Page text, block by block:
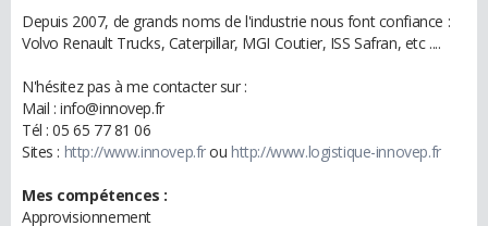
Depuis 2007, de grands noms de l'industrie nous font confiance :
Volvo Renault Trucks, Caterpillar, MGI Coutier, ISS Safran, etc ....
N'hésitez pas à me contacter sur :
Mail : info@innovep.fr
Tél : 05 65 77 81 06
Sites : http://www.innovep.frouhttp://www.logistique-innovep.fr
Mes compétences :
Approvisionnement